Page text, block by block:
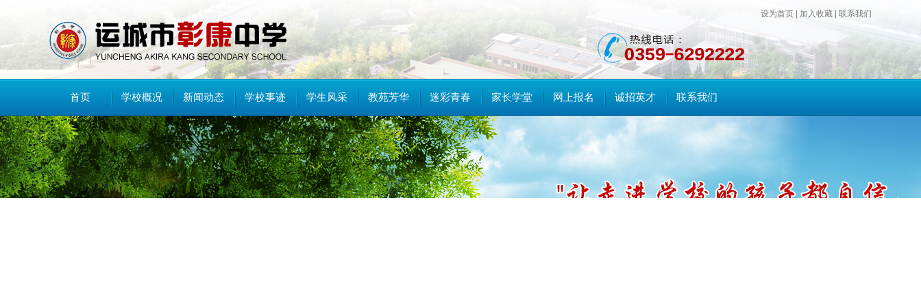
设为首页 加入收藏 联系我们
首页 学校概况 新闻动态 学校事迹 学生风采 教苑芳华 迷彩青春 家长学堂 网上报名 诚招英才 联系我们